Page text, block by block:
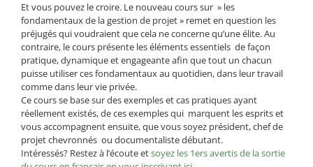
Et vous pouvez le croire. Le nouveau cours sur » les
fondamentaux de la gestion de projet » remet en question les
préjugés qui voudraient que cela ne concerne qu’une élite. Au
contraire, le cours présente les éléments essentiels de façon
pratique, dynamique et engageante afin que tout un chacun
puisse utiliser ces fondamentaux au quotidien, dans leur travail
comme dans leur vie privée.
Ce cours se base sur des exemples et cas pratiques ayant
réellement existés, de ces exemples qui marquent les esprits et
vous accompagnent ensuite, que vous soyez président, chef de
projet chevronnés ou documentaliste débutant.
Intéressés? Restez à l’écoute etsoyez les 1ers avertis de la sortie